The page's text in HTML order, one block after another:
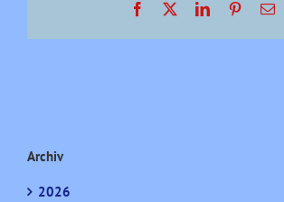
Facebook LinkedInPinterest
E-
Archiv
2026